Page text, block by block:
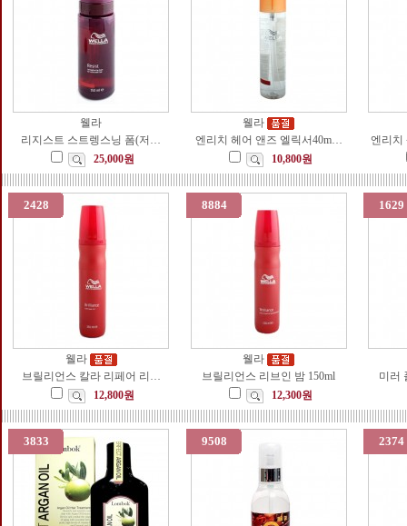
웰라
리지스트 스트렝스닝 폼(저…
25,000원
웰라
엔리치 헤어 앤즈 엘릭서40m…
10,800원
엔리치
2428
웰라
브릴리언스 칼라 리페어 리…
12,800원
8884
웰라
브릴리언스 리브인 밤 150ml
12,300원
1629
미러
3833 9508 2374